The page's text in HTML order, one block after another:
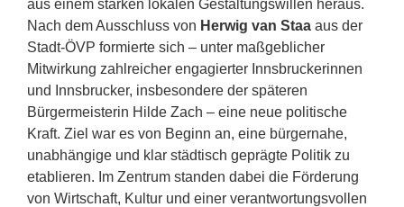
aus einem starken lokalen Gestaltungswillen heraus.
Nach dem Ausschluss von Herwig van Staa aus der
Stadt-ÖVP formierte sich – unter maßgeblicher
Mitwirkung zahlreicher engagierter Innsbruckerinnen
und Innsbrucker, insbesondere der späteren
Bürgermeisterin Hilde Zach – eine neue politische
Kraft. Ziel war es von Beginn an, eine bürgernahe,
unabhängige und klar städtisch geprägte Politik zu
etablieren. Im Zentrum standen dabei die Förderung
von Wirtschaft, Kultur und einer verantwortungsvollen